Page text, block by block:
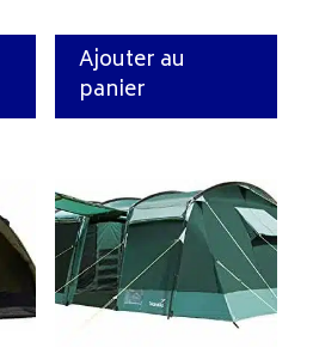
Ajouter au
panier